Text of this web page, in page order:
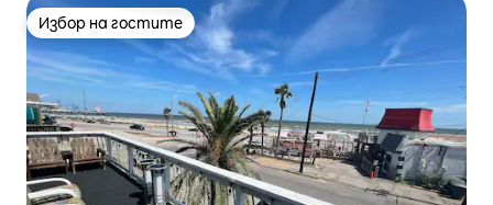
Избор на гостите
Избор на гостите